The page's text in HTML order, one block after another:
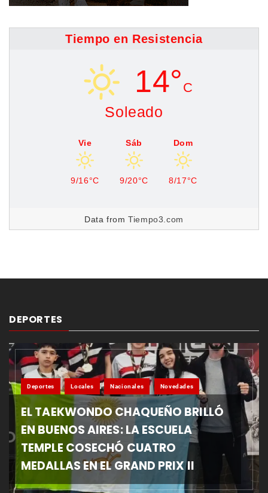
Tiempo en Resistencia
14° C
Soleado
Vie
9/16°C
Sáb
9/20°C
Dom
8/17°C
Data fromTiempo3.com
DEPORTES
Deportes Locales Nacionales Novedades
EL TAEKWONDO CHAQUEÑO BRILLÓ
EN BUENOS AIRES: LA ESCUELA
TEMPLE COSECHÓ CUATRO
MEDALLAS EN EL GRAND PRIX II